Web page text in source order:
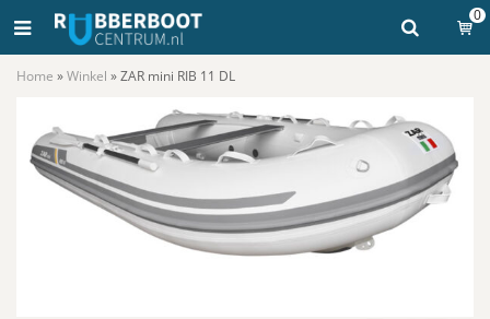
0
Home »Winkel »ZAR mini RIB 11 DL